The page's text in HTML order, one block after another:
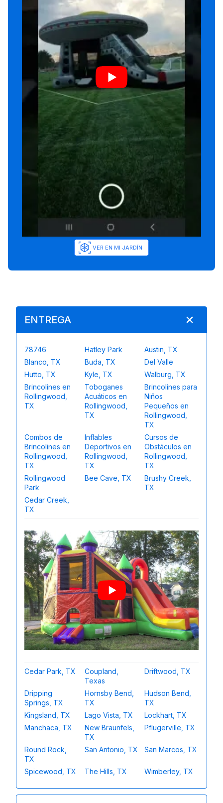
VER EN MI JARDÍN
ENTREGA
78746 Hatley Park
Austin, TX
Blanco, TX
Buda, TX
Del Valle
Hutto, TX
Kyle, TX
Walburg, TX
Brincolines en
Rollingwood,
TX
Toboganes
Acuáticos en
Rollingwood,
TX
Brincolines para
Niños
Pequeños en
Rollingwood,
TX
Combos de
Brincolines en
Rollingwood,
TX
Inflables
Deportivos en
Rollingwood,
TX
Cursos de
Obstáculos en
Rollingwood,
TX
Rollingwood
Park
Bee Cave, TX
Brushy Creek,
TX
Cedar Creek,
TX
Cedar Park, TX
Coupland,
Texas
Driftwood, TX
Dripping
Springs, TX
Hornsby Bend,
TX
Hudson Bend,
TX
Kingsland, TX
Lago Vista, TX
Lockhart, TX
Manchaca, TX
New Braunfels,
TX
Pflugerville, TX
Round Rock,
TX
San Antonio, TX San Marcos, TX
Spicewood, TX The Hills, TX Wimberley, TX